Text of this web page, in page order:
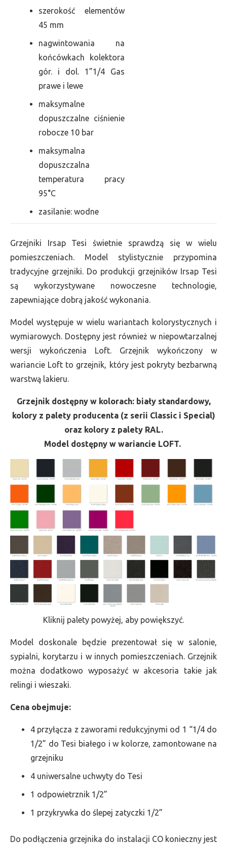
szerokość elementów
45 mm
nagwintowania na
końcówkach kolektora
gór. i dol. 1”1/4 Gas
prawe i lewe
maksymalne
dopuszczalne ciśnienie
robocze 10 bar
maksymalna
dopuszczalna
temperatura pracy
95°C
zasilanie: wodne
Grzejniki Irsap Tesi świetnie sprawdzą się w wielu
pomieszczeniach. Model stylistycznie przypomina
tradycyjne grzejniki. Do produkcji grzejników Irsap Tesi
są wykorzystywane nowoczesne technologie,
zapewniające dobrą jakość wykonania.
Model występuje w wielu wariantach kolorystycznych i
wymiarowych. Dostępny jest również w niepowtarzalnej
wersji wykończenia Loft. Grzejnik wykończony w
wariancie Loft to grzejnik, który jest pokryty bezbarwną
warstwą lakieru.
Grzejnik dostępny w kolorach: biały standardowy,
kolory z palety producenta (z serii Classic i Special)
oraz kolory z palety RAL.
Model dostępny w wariancie LOFT.
Kliknij palety powyżej, aby powiększyć.
Model doskonale będzie prezentował się w salonie,
sypialni, korytarzu i w innych pomieszczeniach. Grzejnik
można dodatkowo wyposażyć w akcesoria takie jak
relingi i wieszaki.
Cena obejmuje:
4 przyłącza z zaworami redukcyjnymi od 1 “1/4 do
1/2” do Tesi białego i w kolorze, zamontowane na
grzejniku
4 uniwersalne uchwyty do Tesi
1 odpowietrznik 1/2”
1 przykrywka do ślepej zatyczki 1/2”
Do podłączenia grzejnika do instalacji CO konieczny jest